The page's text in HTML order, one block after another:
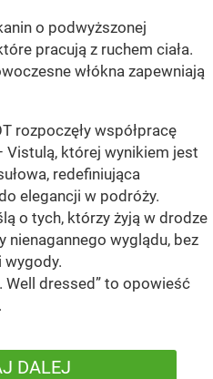
o podwyższonej
pracują z ruchem ciała.
włókna zapewniają
rozpoczęły współpracę
Vistulą, której wynikiem jest
redefiniująca
elegancji w podróży.
o tych, którzy żyją w drodze
nienagannego wyglądu, bez
Well dressed” to opowieść
DALEJ